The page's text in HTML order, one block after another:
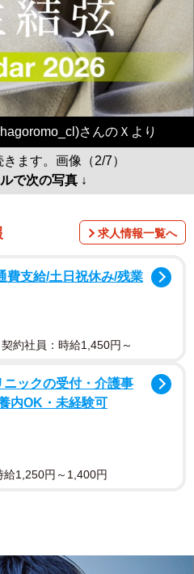
さんのＸより
ます。画像（2/7）
で次の写真 ↓
求人情報一覧へ
費支給/土日祝休み/残業
契約社員：時給1,450円～
ニックの受付・介護事
内OK・未経験可
給1,250円～1,400円